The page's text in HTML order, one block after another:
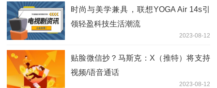
时尚与美学兼具，联想YOGA Air 14s引
领轻盈科技生活潮流
2023-08-12
贴脸微信抄？马斯克：X（推特）将支持
视频/语音通话
2023-08-12